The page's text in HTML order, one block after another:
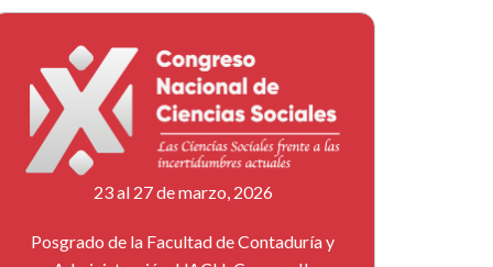
ciencias
pública
social
Laboratorios
nacionales
Entidades
afines
Universidad
En Su 475
Aniversario
23 al 27 de marzo, 2026
Posgrado de la Facultad de Contaduría y